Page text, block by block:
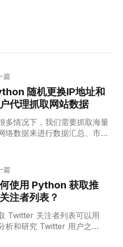
篇
随机更换IP地址和
代理抓取网站数据
多情况下，我们需要抓取海量
络数据来进行数据汇总、市场
可能会遇到这样的问题——短
内从同一IP和设备向目标网站
太多请求时，该站点可能会出
证码，甚至屏蔽您的IP地址以
您抓取数据。 那么，抓取网站
的时候如何规避验证码或者避
屏蔽呢？我们将在本文使用
篇
使用 Python 获取推
注者列表？
Twitter 关注者列表可以用
析和研究 Twitter 用户之间